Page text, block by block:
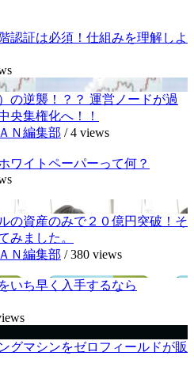
認証は必須！仕組みを理解しよ
の逆襲！？？ 運営ノードが過
央集権化へ！！
Ｎ編集部 /4 views
ワイトペーパーって何？
の資産のみで２０億円突破！そ
みました。
Ｎ編集部 /380 views
いち早く入手するなら
グマシンをゼロフィールドが販